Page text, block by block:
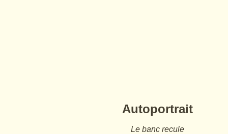
Autoportrait
Le banc recule